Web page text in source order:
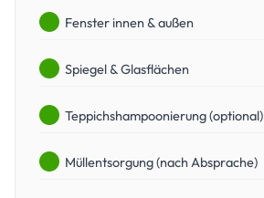
Fenster innen & außen
Spiegel & Glasflächen
Teppichshampoonierung (optional)
Müllentsorgung (nach Absprache)